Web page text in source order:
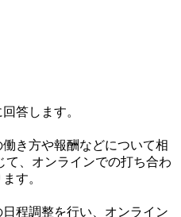
答します。
き方や報酬などについて相
て、オンラインでの打ち合わ
す。
程調整を行い、オンライン